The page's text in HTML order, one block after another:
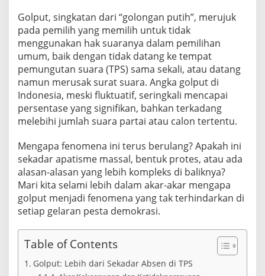
i
a
p
P
e
i
l
u
?
n
j
e
l
a
j
a
A
a
Golput, singkatan dari “golongan putih”, merujuk
pada pemilih yang memilih untuk tidak
menggunakan hak suaranya dalam pemilihan
umum, baik dengan tidak datang ke tempat
pemungutan suara (TPS) sama sekali, atau datang
namun merusak surat suara. Angka golput di
Indonesia, meski fluktuatif, seringkali mencapai
persentase yang signifikan, bahkan terkadang
melebihi jumlah suara partai atau calon tertentu.
Mengapa fenomena ini terus berulang? Apakah ini
sekadar apatisme massal, bentuk protes, atau ada
alasan-alasan yang lebih kompleks di baliknya?
Mari kita selami lebih dalam akar-akar mengapa
golput menjadi fenomena yang tak terhindarkan di
setiap gelaran pesta demokrasi.
Table of Contents
Golput: Lebih dari Sekadar Absen di TPS